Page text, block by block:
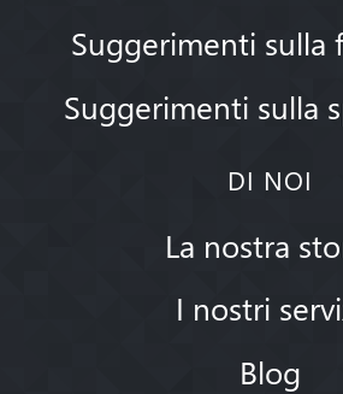
Suggerimenti sulla
Suggerimenti sulla
DI NOI
La nostra
I nostri
Blog